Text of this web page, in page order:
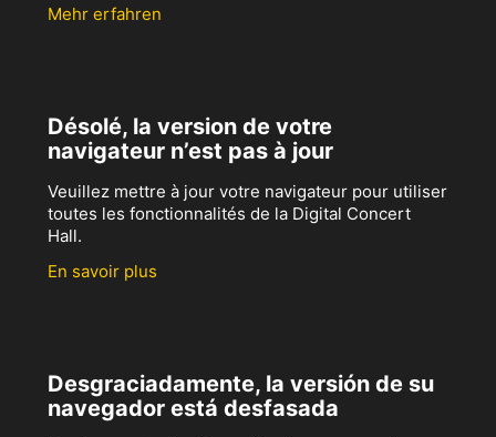
Mehr erfahren
Désolé, la version de votre
navigateur n’est pas à jour
Veuillez mettre à jour votre navigateur pour utiliser
toutes les fonctionnalités de la Digital Concert
Hall.
En savoir plus
Desgraciadamente, la versión de su
navegador está desfasada